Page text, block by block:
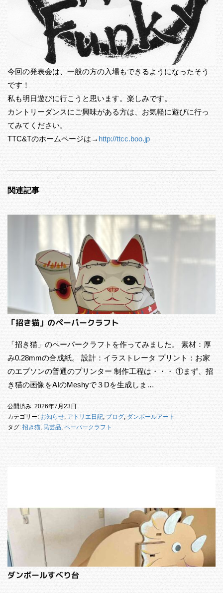
今回の発表会は、一般の方の入場もできるようになったそう
です！
私も明日遊びに行こうと思います。楽しみです。
カントリーダンスにご興味がある方は、お気軽に遊びに行っ
てみてください。
TTC&Tのホームページは→ http://ttcc.boo.jp
関連記事
「招き猫」のペーパークラフト
「招き猫」のペーパークラフトを作ってみました。 素材：厚
み0.28mmの合成紙。 設計：イラストレータ プリント：お家
のエプソンの普通のプリンター 制作工程は・・・ ①まず、招
き猫の画像をAIのMeshyで３Dを生成しま…
公開済み: 2026年7月23日
カテゴリー: お知らせ, アトリエ日記, ブログ, ダンボールアート
タグ: 招き猫, 民芸品, ペーパークラフト
ダンボールすべり台